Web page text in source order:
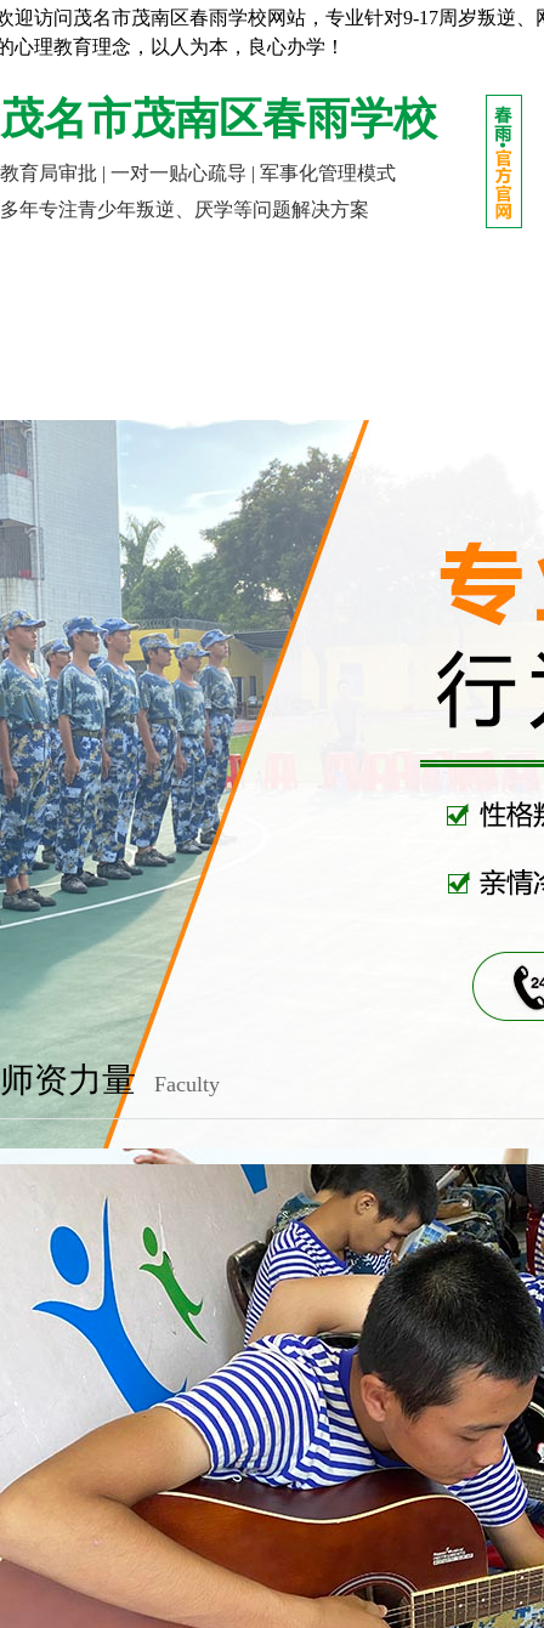
茂名市茂南区春雨学校
教育局审批 | 一对一贴心疏导 | 军事化管理模式
多年专注青少年叛逆、厌学等问题解决方案
迎访问茂名市茂南区春雨学校网站，专业针对9-17周岁叛逆
心理教育理念，以人为本，良心办学！
师资力量 Faculty